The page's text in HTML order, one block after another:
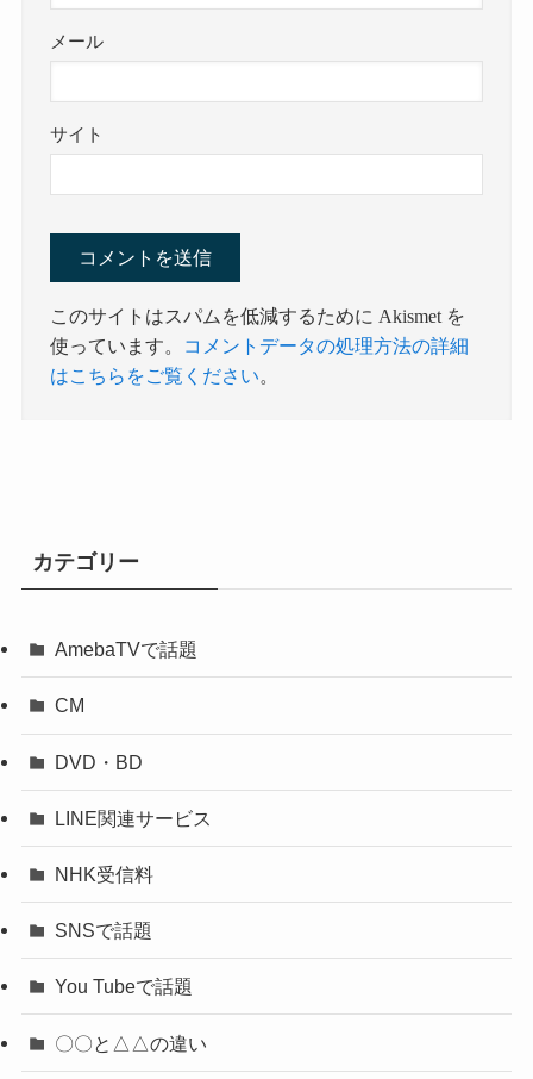
メール
サイト
このサイトはスパムを低減するために Akismet を
使っています。
コメントデータの処理方法の詳細
はこちらをご覧ください。
カテゴリー
AmebaTVで話題
CM
DVD・BD
LINE関連サービス
NHK受信料
SNSで話題
You Tubeで話題
〇〇と△△の違い